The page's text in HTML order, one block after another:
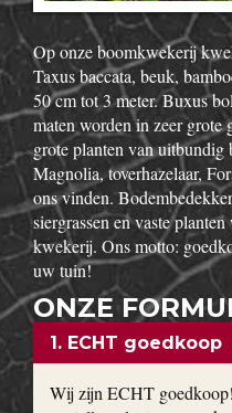
Op onze boomkwekerij
Taxus baccata, beuk,
50 cm tot 3 meter. Buxus
maten worden in zeer grote
grote planten van uitbundig
Magnolia, toverhazelaar,
ons vinden.
siergrassen en vaste
kwekerij. Ons motto:
uw tuin!
ONZE
1. ECHT goedkoop
Wij zijn ECHT